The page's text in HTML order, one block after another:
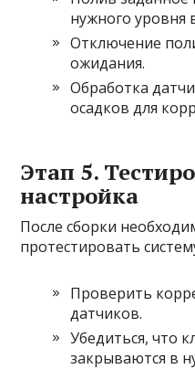
нужного уровня
Отключение
ожидания.
Обработка
осадков для
Этап 5.
настройка
После сборки
протестировать
Проверить
датчиков.
Убедиться, что
закрываются в